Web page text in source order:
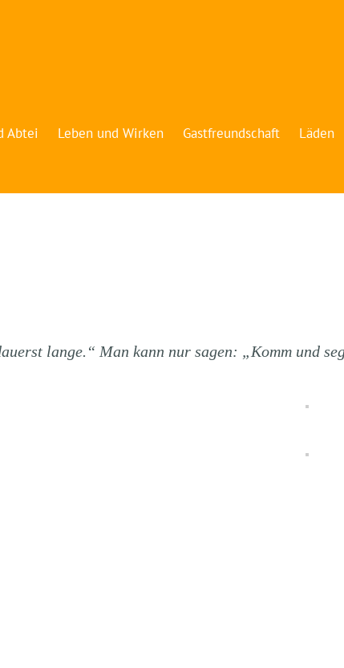
Abtei Leben und Wirken Gastfreundschaft Läden
lange.“ Man kann nur sagen: „Komm und